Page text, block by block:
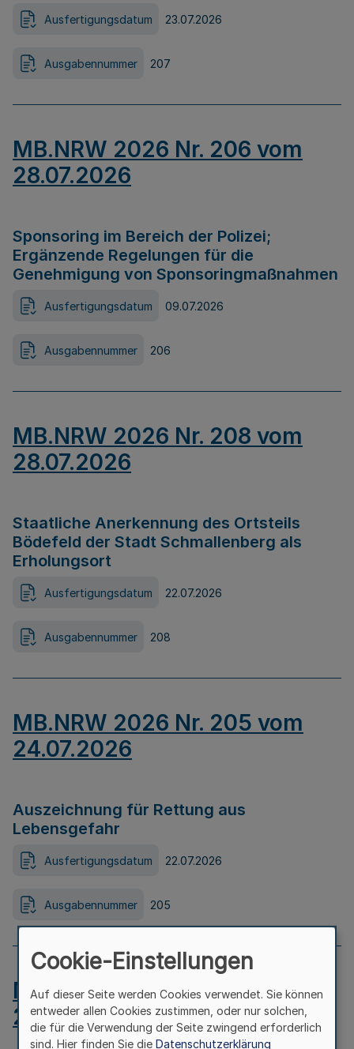
Ausfertigungsdatum 23.07.2026
Ausgabennummer 207
MB.NRW 2026 Nr. 206 vom
28.07.2026
Sponsoring im Bereich der Polizei;
Ergänzende Regelungen für die
Genehmigung von Sponsoringmaßnahmen
Ausfertigungsdatum 09.07.2026
Ausgabennummer 206
MB.NRW 2026 Nr. 208 vom
28.07.2026
Staatliche Anerkennung des Ortsteils
Bödefeld der Stadt Schmallenberg als
Erholungsort
Ausfertigungsdatum 22.07.2026
Ausgabennummer 208
MB.NRW 2026 Nr. 205 vom
24.07.2026
Auszeichnung für Rettung aus
Lebensgefahr
Ausfertigungsdatum 22.07.2026
Ausgabennummer 205
MB.NRW 2026 Nr. 204 vom
24.07.2026
Cookie-Einstellungen
Auf dieser Seite werden Cookies verwendet. Sie können
entweder allen Cookies zustimmen, oder nur solchen,
die für die Verwendung der Seite zwingend erforderlich
sind. Hier finden Sie die Datenschutzerklärung